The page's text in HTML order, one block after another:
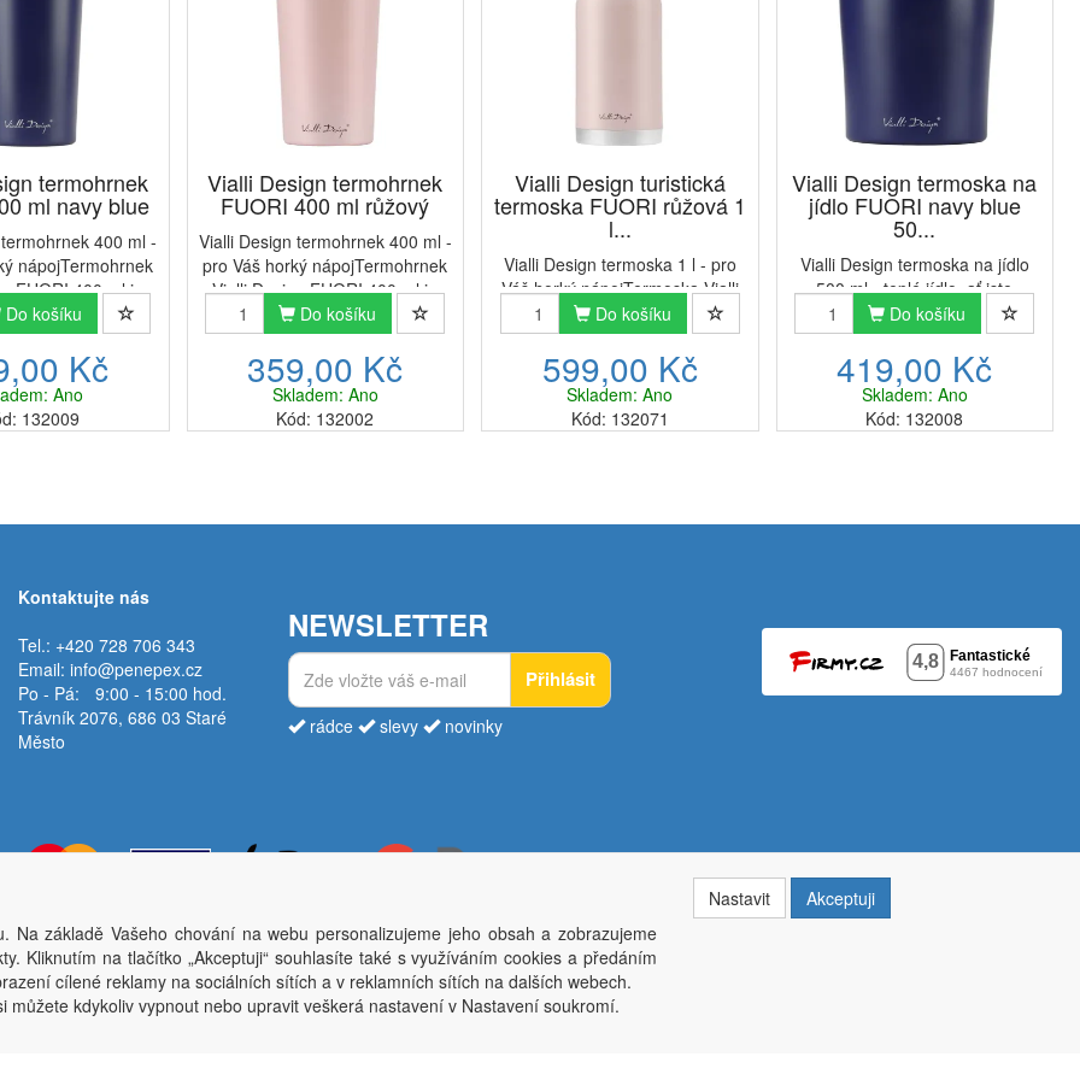
termohrnek
ml navy blue
400 ml -
nápojTermohrnek
FUORI 400 ml je
pro Vás, kteří
a ekologické
Vialli Design z
FUORI ...
Do košíku
Kč
Ano
132009
Vialli Design termohrnek
FUORI 400 ml růžový
Vialli Design termohrnek 400 ml -
pro Váš horký nápojTermohrnek
Vialli Design FUORI 400 ml je
dokonalý produkt pro Vás, kteří
oceníte moderní a ekologické
řešení. Nádobí Vialli Design z
kolekce FUORI ...
Do košíku
359,00 Kč
Skladem: Ano
Kód: 132002
Vialli Design turistická
termoska FUORI růžová 1
l...
Vialli Design termoska 1 l - pro
Váš horký nápojTermoska Vialli
Design FUORI 1 l je dokonalý
produkt, pokud chcete mít svůj
horký nápoj, kdekoliv s sebou. V
práci, na procházce nebo při
horské túře – ...
Do košíku
599,00 Kč
Skladem: Ano
Kód: 132071
Vialli Design termoska na
jídlo FUORI navy blue
50...
Vialli Design termoska na jídlo
500 ml - teplé jídlo, ať jste
kdekolivTermoska na jídlo Vialli
Design FUORI 0,5 l je dokonalý
produkt, pokud chcete mít své
jídlo, kdekoliv s sebou. V práci,
na procház...
Do košíku
419,00 Kč
Skladem: Ano
Kód: 132008
Kontaktujte nás
Tel.: +420 728 706 343
Email: info@penepex.cz
Po - Pá:
9:00 - 15:00 hod.
Trávník 2076, 686 03 Staré
Město
NEWSLETTER
Přihlásit
rádce slevy novinky
Copyright © Penepex s.r.o. 2025, powered byABRA E-shop
IČO: 03220923; DIČ: CZ03220923; zápis do obchodního rejstříku dne 22. 7. 2014, krajský soud v Brně oddíl C, vložka 84002
Na základě Vašeho chování na webu personalizujeme jeho obsah a zobrazujeme
Kliknutím na tlačítko „Akceptuji“ souhlasíte také s využíváním cookies a předáním
cílené reklamy na sociálních sítích a v reklamních sítích na dalších webech.
můžete kdykoliv vypnout nebo upravit veškerá nastavení v Nastavení soukromí.
Nastavit Akceptuji